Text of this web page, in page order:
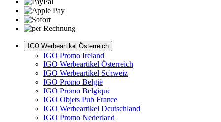
IGO Werbeartikel Österreich
IGO Promo Ireland
IGO Werbeartikel Österreich
IGO Werbeartikel Schweiz
IGO Promo België
IGO Promo Belgique
IGO Objets Pub France
IGO Werbeartikel Deutschland
IGO Promo Nederland